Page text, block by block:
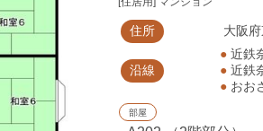
住所 大阪
沿線
● 近鉄
● 近鉄
● おお
部屋